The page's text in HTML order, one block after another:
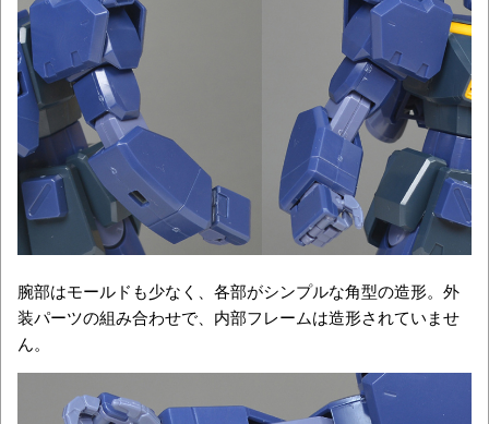
腕部はモールドも少なく、各部がシンプルな角型の造形。外
装パーツの組み合わせで、内部フレームは造形されていませ
ん。